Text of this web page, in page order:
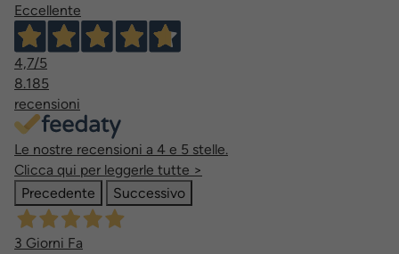
Eccellente
4,7/5
8.185
recensioni
Le nostre recensioni a 4 e 5 stelle.
Clicca qui per leggerle tutte >
Precedente
Successivo
3 Giorni Fa